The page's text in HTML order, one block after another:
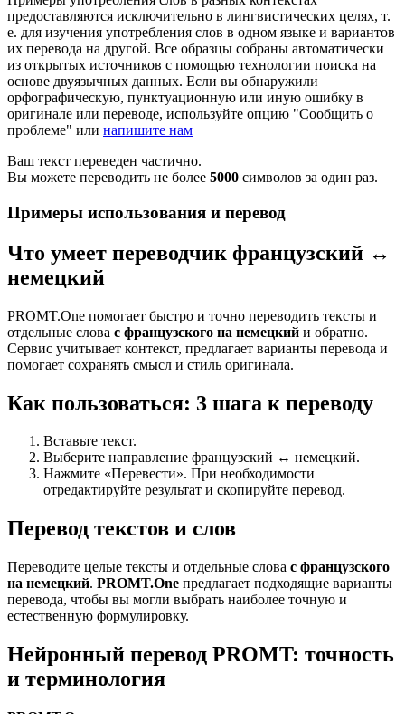
предоставляются исключительно в лингвистических целях, т.
е. для изучения употребления слов в одном языке и вариантов
их перевода на другой. Все образцы собраны автоматически
из открытых источников с помощью технологии поиска на
основе двуязычных данных. Если вы обнаружили
орфографическую, пунктуационную или иную ошибку в
оригинале или переводе, используйте опцию "Сообщить о
проблеме" или напишите нам
Ваш текст переведен частично.
Вы можете переводить не более 5000 символов за один раз.
Примеры использования и перевод
Что умеет переводчик французский ↔
немецкий
PROMT.One помогает быстро и точно переводить тексты и
отдельные слова с французского на немецкий и обратно.
Сервис учитывает контекст, предлагает варианты перевода и
помогает сохранять смысл и стиль оригинала.
Как пользоваться: 3 шага к переводу
Вставьте текст.
Выберите направление французский ↔ немецкий.
Нажмите «Перевести». При необходимости
отредактируйте результат и скопируйте перевод.
Перевод текстов и слов
Переводите целые тексты и отдельные слова с французского
на немецкий. PROMT.One предлагает подходящие варианты
перевода, чтобы вы могли выбрать наиболее точную и
естественную формулировку.
Нейронный перевод PROMT: точность
и терминология